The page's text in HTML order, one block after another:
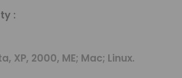
:
2000, ME; Mac; Linux.